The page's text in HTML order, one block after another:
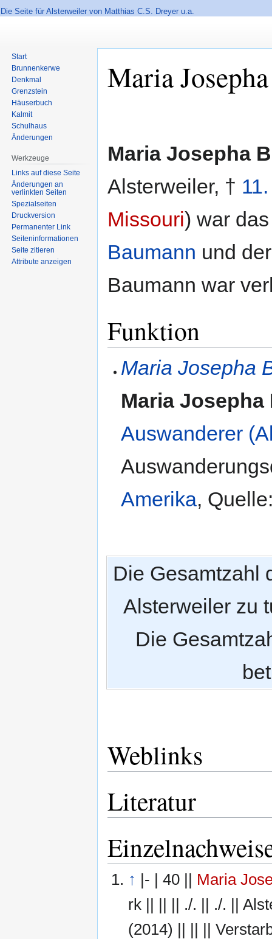
Die Seite für Alsterweiler von Matthias C.S. Dreyer u.a.
Maria
Maria Josepha
Alsterweiler, †
Missouri) war
Baumann und
Baumann war
Funktion
Maria Josepha
Maria Josepha
Auswanderer
Amerika, Quelle
Die Gesamtzahl
Alsterweiler zu
Die
Weblinks
Literatur
↑ |- | 40 || Maria
rk || || || ./. || ./. ||
(2014) || || ||
Start
Brunnenkerwe
Denkmal
Grenzstein
Häuserbuch
Kalmit
Schulhaus
Änderungen
Werkzeuge
Links auf diese Seite
Änderungen an
verlinkten Seiten
Spezialseiten
Druckversion
Permanenter Link
Seiten­informationen
Seite zitieren
Attribute anzeigen